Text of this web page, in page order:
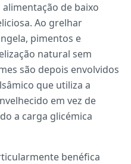
de baixo
Ao grelhar
pimentos e
natural sem
são depois envolvidos
que utiliza a
em vez de
a carga glicémica
benéfica